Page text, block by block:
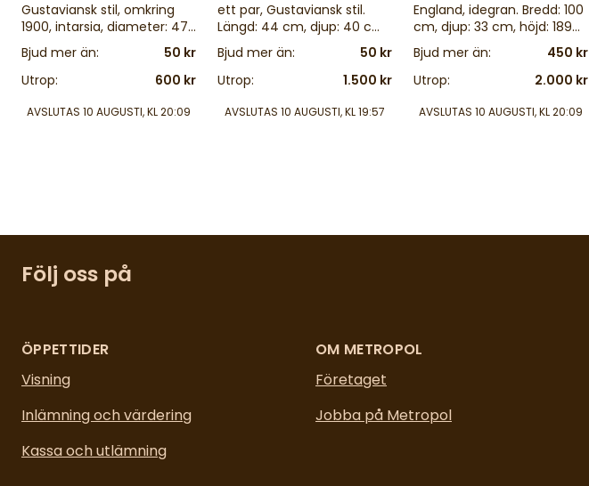
Gustaviansk stil, omkring
1900, intarsia, diameter: 47,
höjd: 64 cm
Bjud mer än:
50 kr
Utrop:
600 kr
AVSLUTAS 10 AUGUSTI, KL 20:09
ett par, Gustaviansk stil.
Längd: 44 cm, djup: 40 cm,
höjd: 43 cm
Bjud mer än:
50 kr
Utrop:
1.500 kr
AVSLUTAS 10 AUGUSTI, KL 19:57
England, idegran. Bredd: 100
cm, djup: 33 cm, höjd: 189
cm
Bjud mer än:
450 kr
Utrop:
2.000 kr
AVSLUTAS 10 AUGUSTI, KL 20:09
Följ oss på
ÖPPETTIDER
Visning
Inlämning och värdering
Kassa och utlämning
OM METROPOL
Företaget
Jobba på Metropol